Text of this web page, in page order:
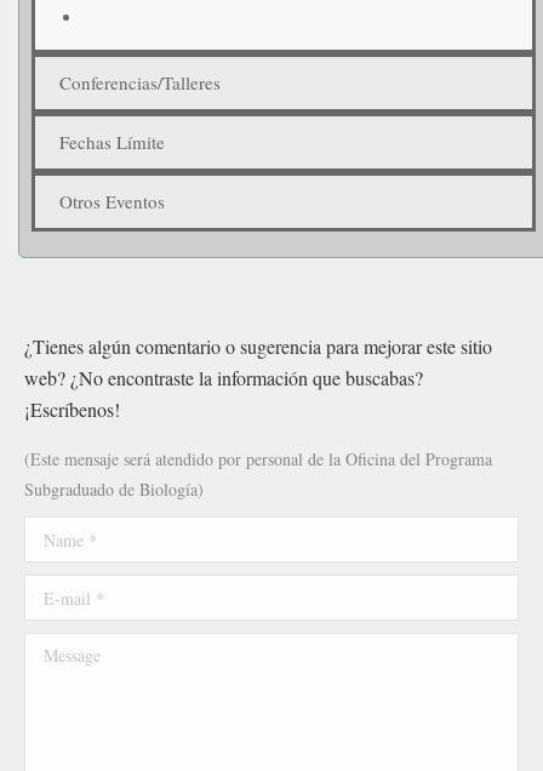
Conferencias/Talleres
Fechas Límite
Otros Eventos
¿Tienes algún comentario o sugerencia para mejorar este sitio
web? ¿No encontraste la información que buscabas?
¡Escríbenos!
(Este mensaje será atendido por personal de la Oficina del Programa
Subgraduado de Biología)
Name *
E-mail *
Message